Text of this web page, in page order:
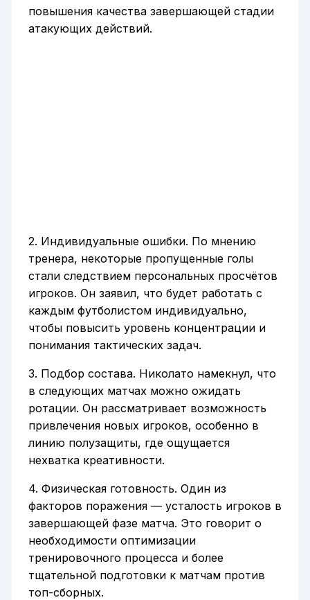
повышения качества завершающей стадии
атакующих действий.
2. Индивидуальные ошибки. По мнению
тренера, некоторые пропущенные голы
стали следствием персональных просчётов
игроков. Он заявил, что будет работать с
каждым футболистом индивидуально,
чтобы повысить уровень концентрации и
понимания тактических задач.
3. Подбор состава. Николато намекнул, что
в следующих матчах можно ожидать
ротации. Он рассматривает возможность
привлечения новых игроков, особенно в
линию полузащиты, где ощущается
нехватка креативности.
4. Физическая готовность. Один из
факторов поражения — усталость игроков в
завершающей фазе матча. Это говорит о
необходимости оптимизации
тренировочного процесса и более
тщательной подготовки к матчам против
топ-сборных.